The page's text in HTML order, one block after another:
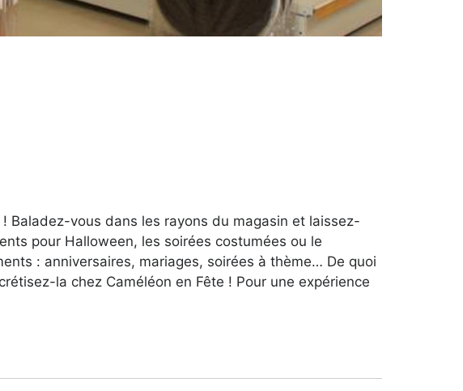
Baladez-vous dans les rayons du magasin et laissez-
pour Halloween, les soirées costumées ou le
: anniversaires, mariages, soirées à thème… De quoi
la chez Caméléon en Fête ! Pour une expérience